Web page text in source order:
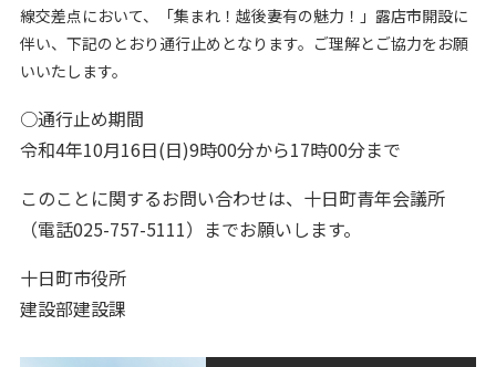
線交差点において、「集まれ！越後妻有の魅力！」露店市開設に
伴い、下記のとおり通行止めとなります。ご理解とご協力をお願
いいたします。
○通行止め期間
令和4年10月16日(日)9時00分から17時00分まで
このことに関するお問い合わせは、十日町青年会議所
（電話025-757-5111）までお願いします。
十日町市役所
建設部建設課